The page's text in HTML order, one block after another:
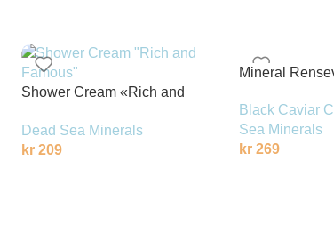
Shower Cream «Rich and
Dead Sea Minerals
kr 209
Mineral
Black Caviar
Sea Minerals
kr269